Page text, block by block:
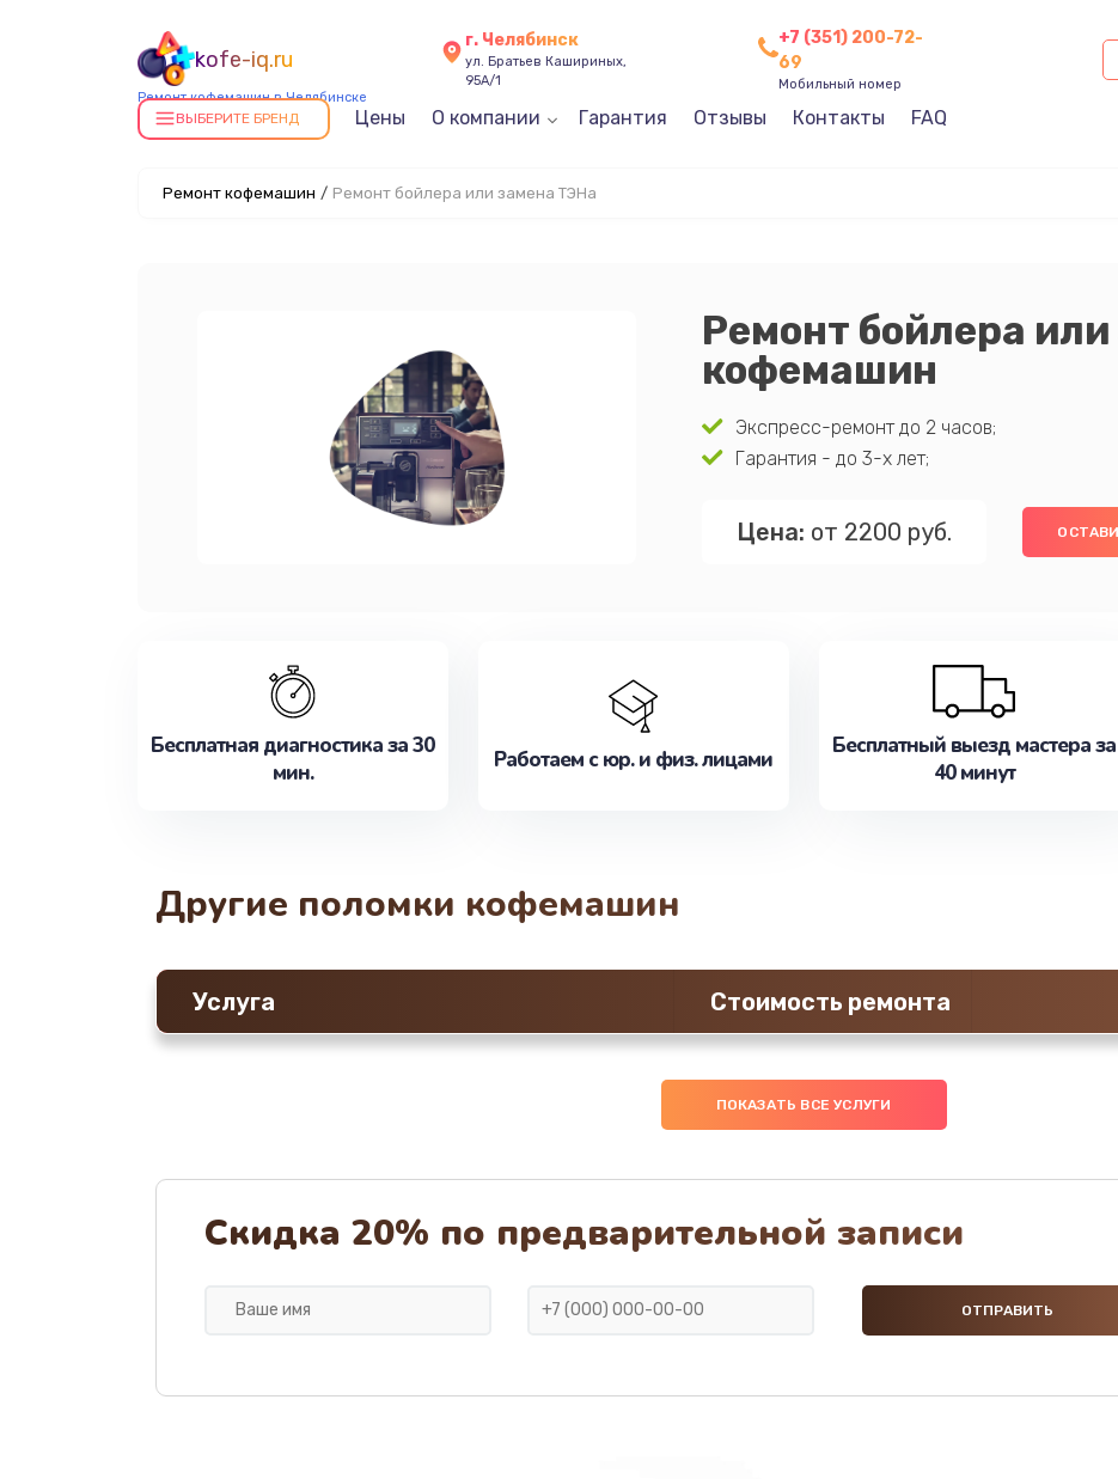
kofe-iq.ru
Ремонт кофемашин в Челябинске
г. Челябинск
ул. Братьев Кашириных,
95А/1
+7 (351) 200-72-
69
Мобильный номер
ВЫБЕРИТЕ БРЕНД Цены О компании Гарантия Отзывы Контакты FAQ
Ремонт кофемашин / Ремонт бойлера или замена ТЭНа
Ремонт бойлера
кофемашин
Экспресс-ремонт до 2 часов;
Гарантия - до 3-х лет;
Цена: от 2200 руб.
Бесплатная диагностика за 30
мин.
Работаем с юр. и физ. лицами
Бесплатный выезд мастера за
40 минут
Другие поломки кофемашин
Услуга Стоимость ремонта
ПОКАЗАТЬ ВСЕ УСЛУГИ
Скидка 20% по предварительной записи